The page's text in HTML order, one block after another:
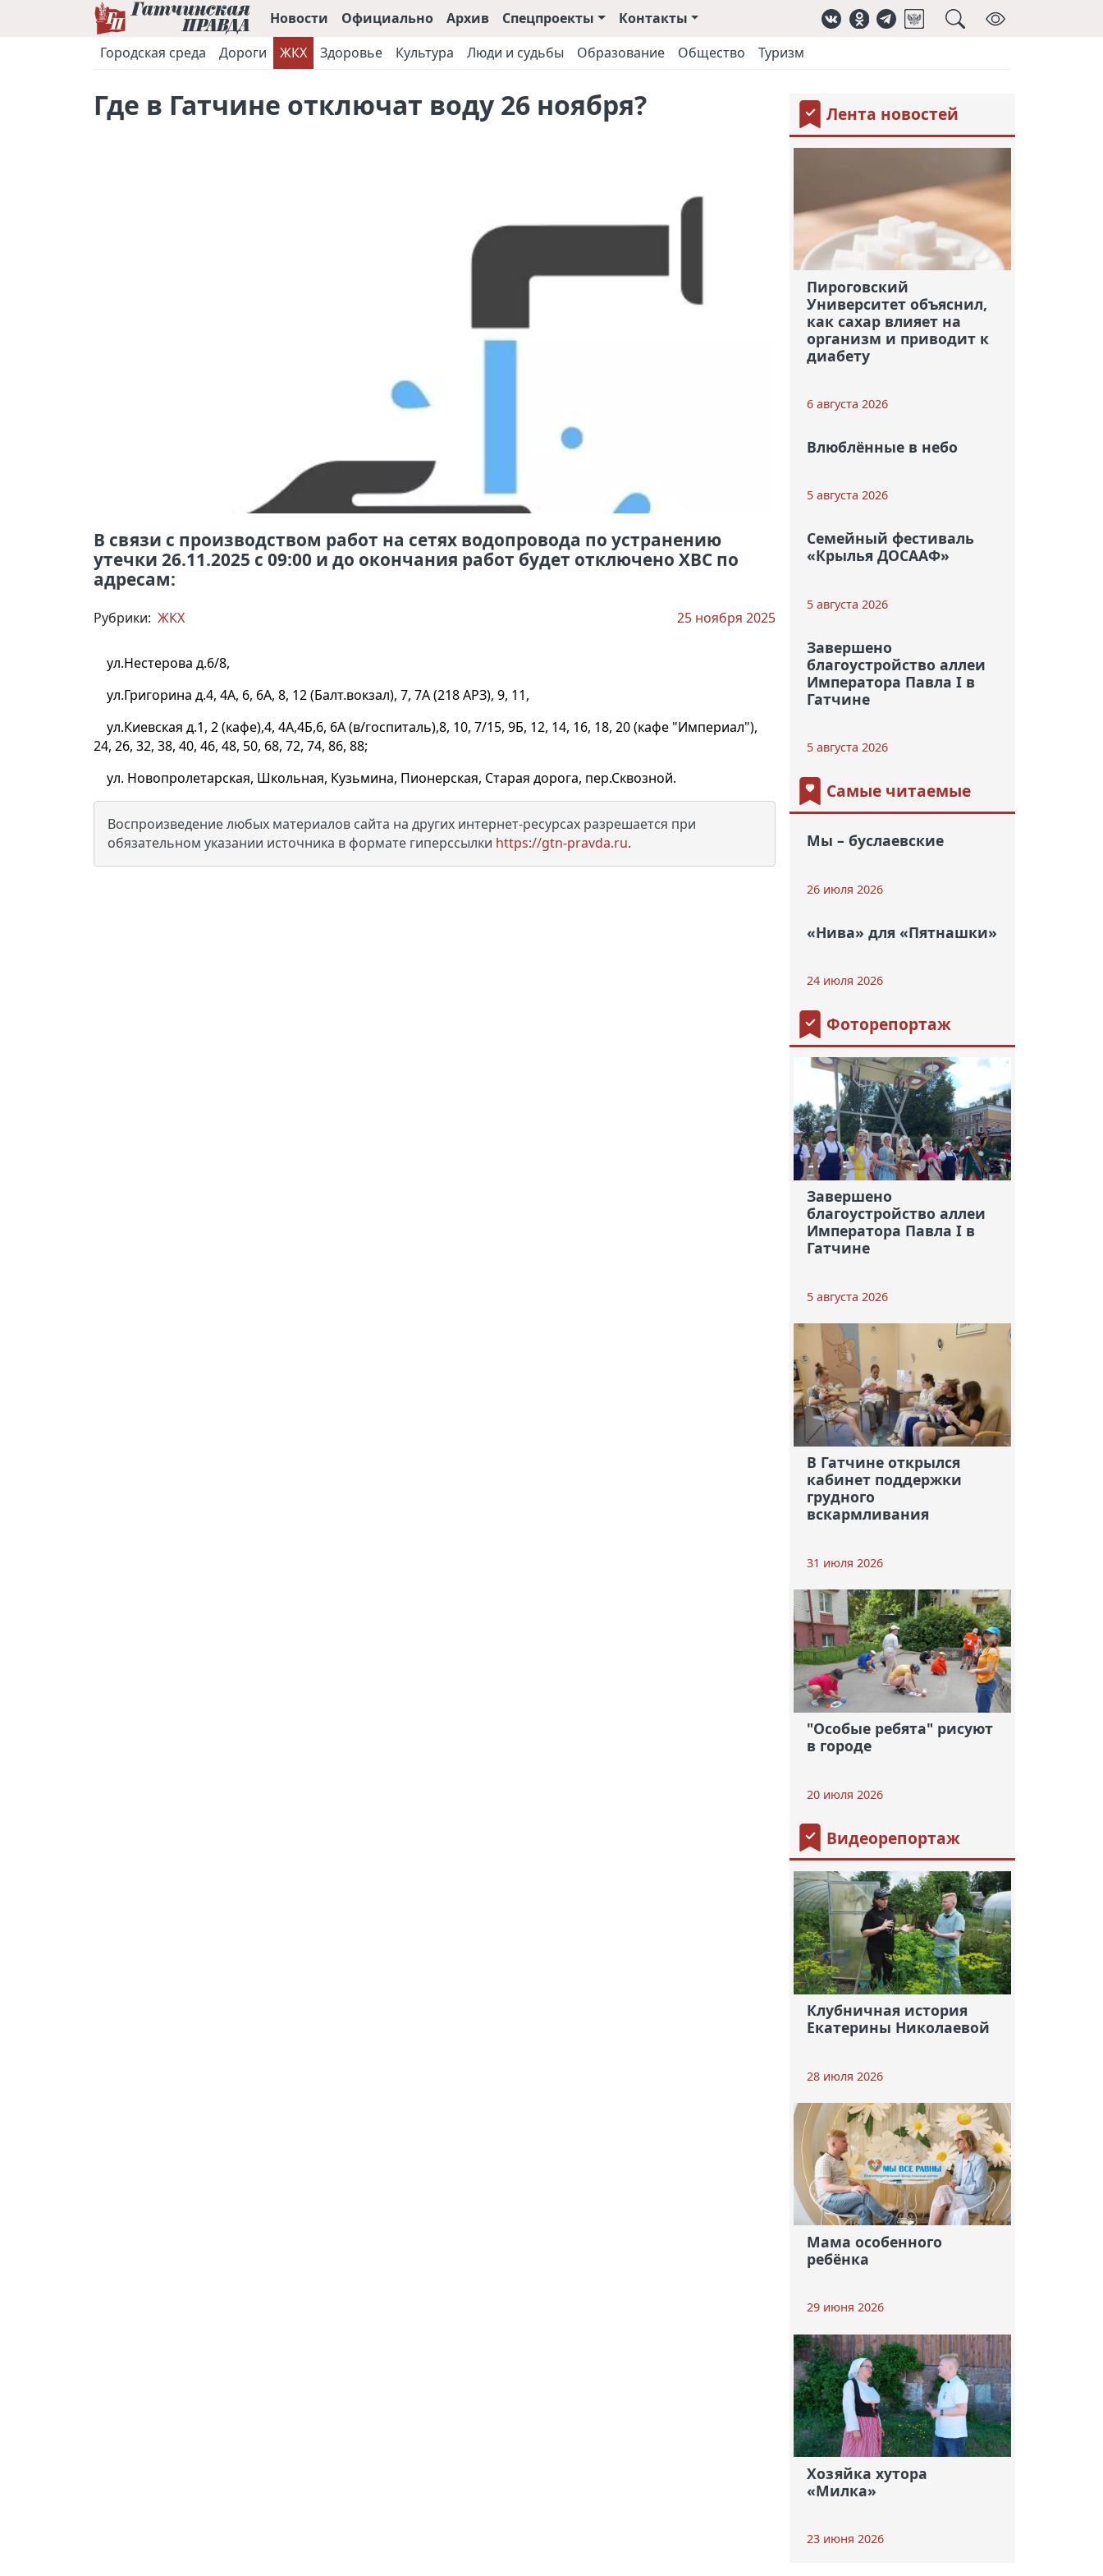
Новости Официально Архив Спецпроекты
Контакты
Городская среда
Дороги ЖКХ Здоровье Культура Люди и судьбы Образование Общество Туризм
Где в Гатчине отключат воду 26 ноября?
В связи с производством работ на сетях водопровода по устранению
утечки 26.11.2025 с 09:00 и до окончания работ будет отключено ХВС по
адресам:
Рубрики: ЖКХ 25 ноября 2025
ул.Нестерова д.6/8,
ул.Григорина д.4, 4А, 6, 6А, 8, 12 (Балт.вокзал), 7, 7А (218 АРЗ), 9, 11,
ул.Киевская д.1, 2 (кафе),4, 4А,4Б,6, 6А (в/госпиталь),8, 10, 7/15, 9Б, 12, 14, 16, 18, 20 (кафе "Империал"),
24, 26, 32, 38, 40, 46, 48, 50, 68, 72, 74, 86, 88;
ул. Новопролетарская, Школьная, Кузьмина, Пионерская, Старая дорога, пер.Сквозной.
Воспроизведение любых материалов сайта на других интернет-ресурсах разрешается при
обязательном указании источника в формате гиперссылки https://gtn-pravda.ru.
Лента новостей
Пироговский
Университет объяснил,
как сахар влияет на
организм и приводит к
диабету
6 августа 2026
Влюблённые в небо
5 августа 2026
Семейный фестиваль
«Крылья ДОСААФ»
5 августа 2026
Завершено
благоустройство аллеи
Императора Павла I в
Гатчине
5 августа 2026
Самые читаемые
Мы – буслаевские
26 июля 2026
«Нива» для «Пятнашки»
24 июля 2026
Фоторепортаж
Завершено
благоустройство аллеи
Императора Павла I в
Гатчине
5 августа 2026
В Гатчине открылся
кабинет поддержки
грудного
вскармливания
31 июля 2026
"Особые ребята" рисуют
в городе
20 июля 2026
Видеорепортаж
Клубничная история
Екатерины Николаевой
28 июля 2026
Мама особенного
ребёнка
29 июня 2026
Хозяйка хутора
«Милка»
23 июня 2026